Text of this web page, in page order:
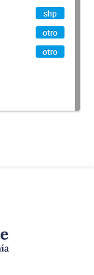
shp
otro
otro